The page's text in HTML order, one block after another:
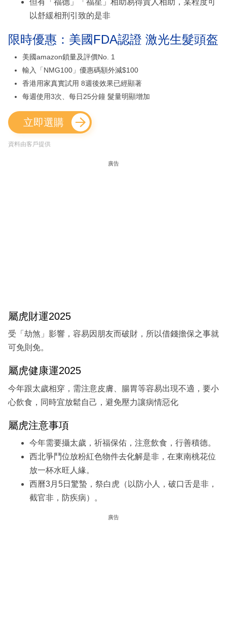
以舒緩相刑引致的是非
限時優惠：美國FDA認證 激光生髮頭盔
美國amazon鎖量及評價No. 1
輸入「NMG100」優惠碼額外減$100
香港用家真實試用 8週後效果已經顯著
每週使用3次、每日25分鐘 髮量明顯增加
立即選購
資料由客戶提供
廣告
屬虎財運2025
受「劫煞」影響，容易因朋友而破財，所以借錢擔保之事就
可免則免。
屬虎健康運2025
今年跟太歲相穿，需注意皮膚、腸胃等容易出現不適，要小
心飲食，同時宜放鬆自己，避免壓力讓病情惡化
屬虎注意事項
今年需要攝太歲，祈福保佑，注意飲食，行善積德。
西北爭鬥位放粉紅色物件去化解是非，在東南桃花位
放一杯水旺人緣。
西曆3月5日驚蟄，祭白虎（以防小人，破口舌是非，
截官非，防疾病）。
廣告